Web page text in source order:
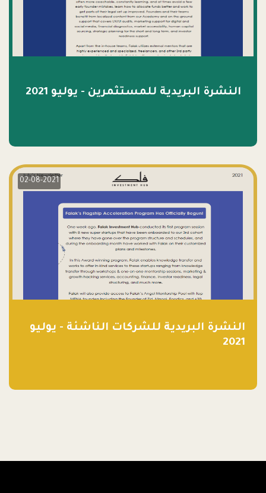
النشرة البريدية للمستثمرين - يوليو 2021
02-08-2021
النشرة البريدية للشركات الناشئة - يوليو
2021